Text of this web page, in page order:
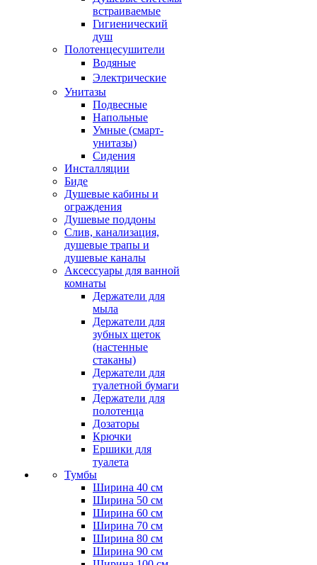
встраиваемые
Гигиенический
душ
Полотенцесушители
ㅤВодяные
ㅤЭлектрические
Унитазы
Подвесные
Напольные
Умные (смарт-
унитазы)
Сидения
Инсталляции
Биде
Душевые кабины и
ограждения
Душевые поддоны
Слив, канализация,
душевые трапы и
душевые каналы
Аксессуары для ванной
комнаты
Держатели для
мыла
Держатели для
зубных щеток
(настенные
стаканы)
Держатели для
туалетной бумаги
Держатели для
полотенца
Дозаторы
Крючки
Ершики для
туалета
Тумбы
Ширина 40 см
Ширина 50 см
Ширина 60 см
Ширина 70 см
Ширина 80 см
Ширина 90 см